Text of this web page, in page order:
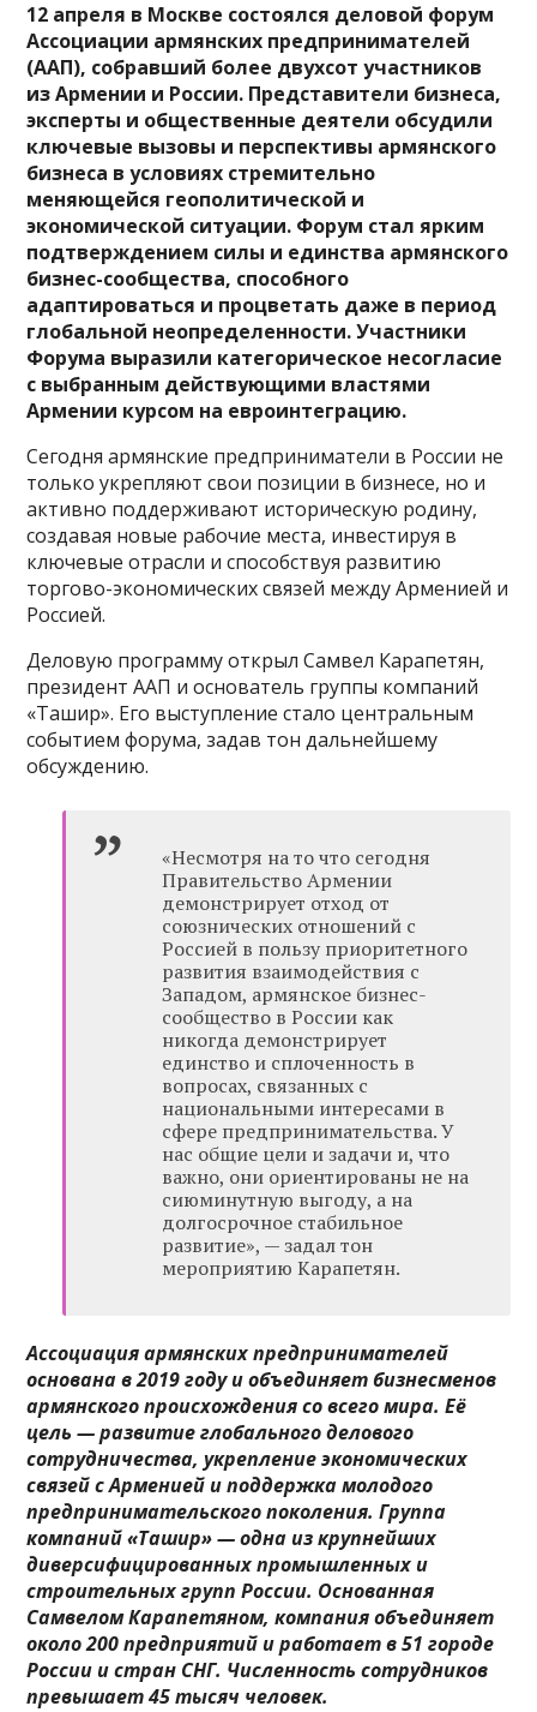
12 апреля в Москве состоялся деловой форум
Ассоциации армянских предпринимателей
(ААП), собравший более двухсот участников
из Армении и России. Представители бизнеса,
эксперты и общественные деятели обсудили
ключевые вызовы и перспективы армянского
бизнеса в условиях стремительно
меняющейся геополитической и
экономической ситуации. Форум стал ярким
подтверждением силы и единства армянского
бизнес-сообщества, способного
адаптироваться и процветать даже в период
глобальной неопределенности. Участники
Форума выразили категорическое несогласие
с выбранным действующими властями
Армении курсом на евроинтеграцию.
Сегодня армянские предприниматели в России не
только укрепляют свои позиции в бизнесе, но и
активно поддерживают историческую родину,
создавая новые рабочие места, инвестируя в
ключевые отрасли и способствуя развитию
торгово-экономических связей между Арменией и
Россией.
Деловую программу открыл Самвел Карапетян,
президент ААП и основатель группы компаний
«Ташир». Его выступление стало центральным
событием форума, задав тон дальнейшему
обсуждению.
«Несмотря на то что сегодня
Правительство Армении
демонстрирует отход от
союзнических отношений с
Россией в пользу приоритетного
развития взаимодействия с
Западом, армянское бизнес-
сообщество в России как
никогда демонстрирует
единство и сплоченность в
вопросах, связанных с
национальными интересами в
сфере предпринимательства. У
нас общие цели и задачи и, что
важно, они ориентированы не на
сиюминутную выгоду, а на
долгосрочное стабильное
развитие», — задал тон
мероприятию Карапетян.
Ассоциация армянских предпринимателей
основана в 2019 году и объединяет бизнесменов
армянского происхождения со всего мира. Её
цель — развитие глобального делового
сотрудничества, укрепление экономических
связей с Арменией и поддержка молодого
предпринимательского поколения. Группа
компаний «Ташир» — одна из крупнейших
диверсифицированных промышленных и
строительных групп России. Основанная
Самвелом Карапетяном, компания объединяет
около 200 предприятий и работает в 51 городе
России и стран СНГ. Численность сотрудников
превышает 45 тысяч человек.